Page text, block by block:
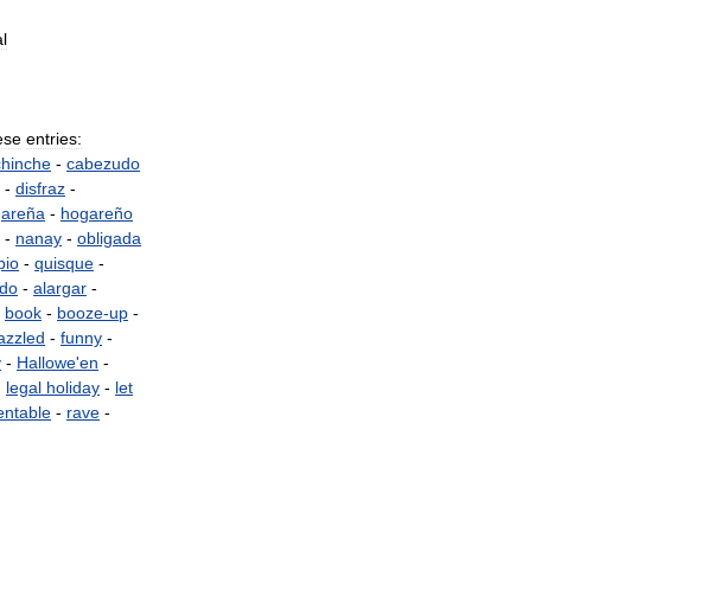
entries:
- cabezudo
- disfraz -
- hogareño
- nanay - obligada
- quisque -
- alargar -
book - booze-up -
- funny -
- Hallowe'en -
legal holiday - let
- rave -